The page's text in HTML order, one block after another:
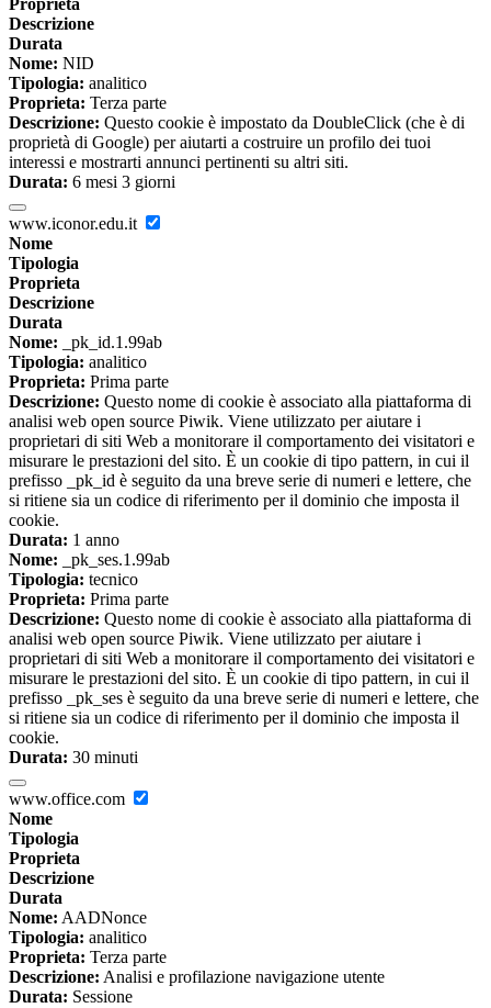
Proprieta
Descrizione
Durata
Nome: NID
Tipologia: analitico
Proprieta: Terza parte
Descrizione: Questo cookie è impostato da DoubleClick (che è di
proprietà di Google) per aiutarti a costruire un profilo dei tuoi
interessi e mostrarti annunci pertinenti su altri siti.
Durata: 6 mesi 3 giorni
www.iconor.edu.it
Nome
Tipologia
Proprieta
Descrizione
Durata
Nome: _pk_id.1.99ab
Tipologia: analitico
Proprieta: Prima parte
Descrizione: Questo nome di cookie è associato alla piattaforma di
analisi web open source Piwik. Viene utilizzato per aiutare i
proprietari di siti Web a monitorare il comportamento dei visitatori e
misurare le prestazioni del sito. È un cookie di tipo pattern, in cui il
prefisso _pk_id è seguito da una breve serie di numeri e lettere, che
si ritiene sia un codice di riferimento per il dominio che imposta il
cookie.
Durata: 1 anno
Nome: _pk_ses.1.99ab
Tipologia: tecnico
Proprieta: Prima parte
Descrizione: Questo nome di cookie è associato alla piattaforma di
analisi web open source Piwik. Viene utilizzato per aiutare i
proprietari di siti Web a monitorare il comportamento dei visitatori e
misurare le prestazioni del sito. È un cookie di tipo pattern, in cui il
prefisso _pk_ses è seguito da una breve serie di numeri e lettere, che
si ritiene sia un codice di riferimento per il dominio che imposta il
cookie.
Durata: 30 minuti
www.office.com
Nome
Tipologia
Proprieta
Descrizione
Durata
Nome: AADNonce
Tipologia: analitico
Proprieta: Terza parte
Descrizione: Analisi e profilazione navigazione utente
Durata: Sessione